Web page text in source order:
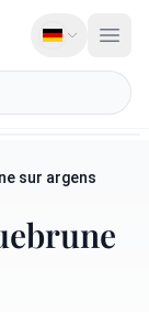
sur argens